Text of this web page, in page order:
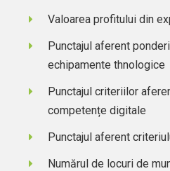
Valoarea profitului din
Punctajul aferent
echipamente thnologice
Punctajul criteriilor
competențe digitale
Punctajul aferent
Numărul de locuri de